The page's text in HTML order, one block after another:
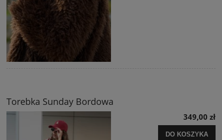
Torebka Sunday Bordowa
349,00 zł
DO KOSZYKA